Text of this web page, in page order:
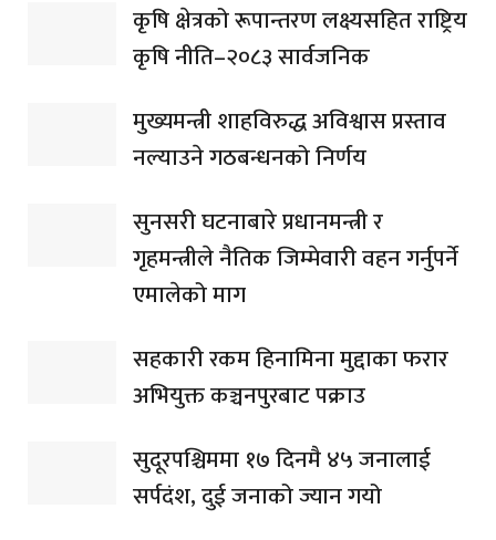
कृषि क्षेत्रको रूपान्तरण लक्ष्यसहित राष्ट्रिय
कृषि नीति–२०८३ सार्वजनिक
मुख्यमन्त्री शाहविरुद्ध अविश्वास प्रस्ताव
नल्याउने गठबन्धनको निर्णय
सुनसरी घटनाबारे प्रधानमन्त्री र
गृहमन्त्रीले नैतिक जिम्मेवारी वहन गर्नुपर्ने
एमालेको माग
सहकारी रकम हिनामिना मुद्दाका फरार
अभियुक्त कञ्चनपुरबाट पक्राउ
सुदूरपश्चिममा १७ दिनमै ४५ जनालाई
सर्पदंश, दुई जनाको ज्यान गयो